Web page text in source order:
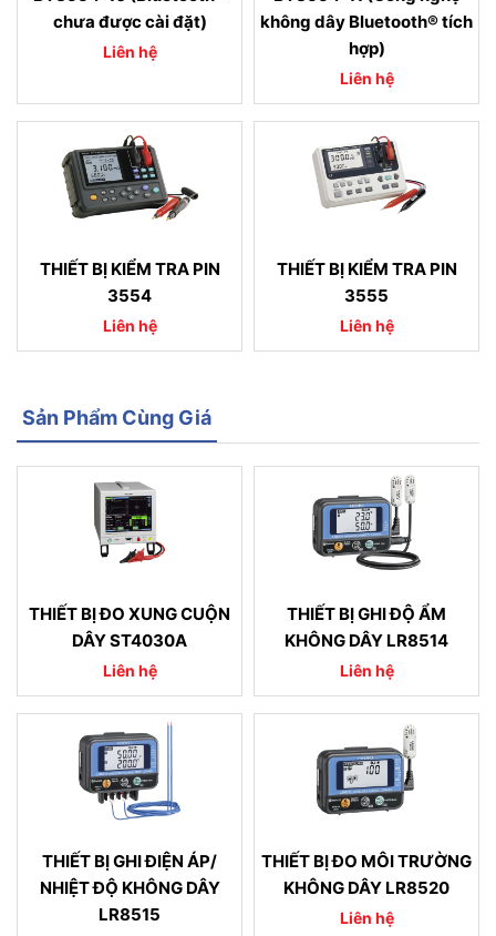
chưa được cài đặt)
Liên hệ
không dây Bluetooth® tích
hợp)
Liên hệ
THIẾT BỊ KIỂM TRA PIN
3554
Liên hệ
THIẾT BỊ KIỂM TRA PIN
3555
Liên hệ
Sản Phẩm Cùng Giá
THIẾT BỊ ĐO XUNG CUỘN
DÂY ST4030A
Liên hệ
THIẾT BỊ GHI ĐỘ ẨM
KHÔNG DÂY LR8514
Liên hệ
THIẾT BỊ GHI ĐIỆN ÁP/
NHIỆT ĐỘ KHÔNG DÂY
LR8515
THIẾT BỊ ĐO MÔI TRƯỜNG
KHÔNG DÂY LR8520
Liên hệ